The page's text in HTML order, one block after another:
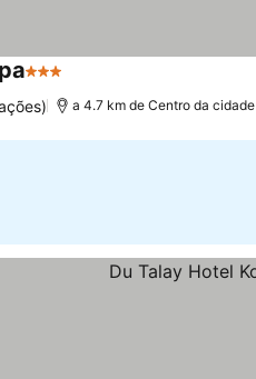
3 Estrelas
a 4.7 km de Centro da cidade